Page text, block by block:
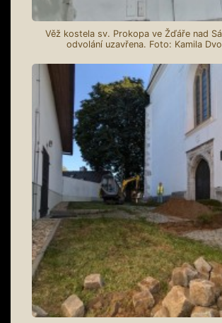
Věž kostela sv. Prokopa ve Žďáře nad
odvolání uzavřena. Foto: Kamila